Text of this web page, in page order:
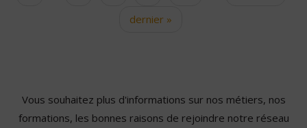
dernier »
Vous souhaitez plus d'informations sur nos métiers, nos
formations, les bonnes raisons de rejoindre notre réseau